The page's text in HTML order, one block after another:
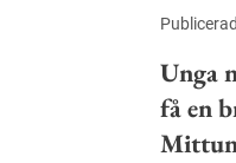
Unga
få en